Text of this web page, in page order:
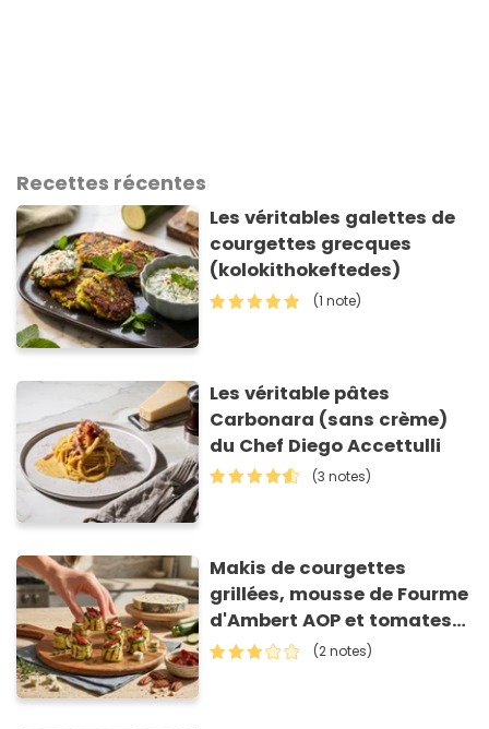
Recettes récentes
Les véritables galettes de
courgettes grecques
(kolokithokeftedes)
(1 note)
Les véritable pâtes
Carbonara (sans crème)
du Chef Diego Accettulli
(3 notes)
Makis de courgettes
grillées, mousse de Fourme
d'Ambert AOP et tomates
séchées
(2 notes)